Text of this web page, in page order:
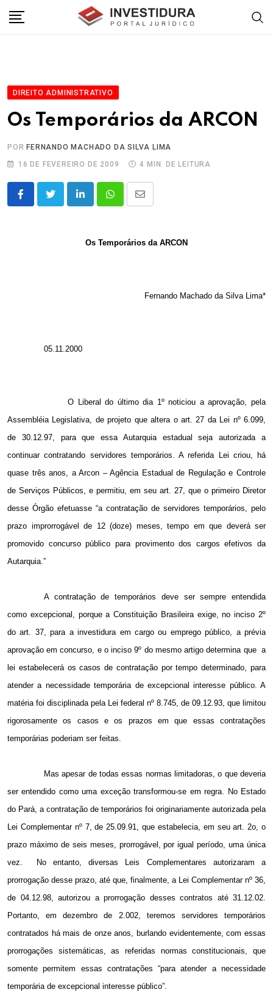
DIREITO ADMINISTRATIVO
Os Temporários da ARCON
POR FERNANDO MACHADO DA SILVA LIMA
16 DE FEVEREIRO DE 2009
4 MIN. DE LEITURA
LinkedInWhatsappShare
Os Temporários da ARCON
Fernando Machado da Silva Lima*
05.11.2000
O Liberal do último dia 1º noticiou a aprovação, pela
Assembléia Legislativa, de projeto que altera o art. 27 da Lei nº 6.099,
de 30.12.97, para que essa Autarquia estadual seja autorizada a
continuar contratando servidores temporários. A referida Lei criou, há
quase três anos, a Arcon – Agência Estadual de Regulação e Controle
de Serviços Públicos, e permitiu, em seu art. 27, que o primeiro Diretor
desse Órgão efetuasse “a contratação de servidores temporários, pelo
prazo improrrogável de 12 (doze) meses, tempo em que deverá ser
promovido concurso público para provimento dos cargos efetivos da
Autarquia.”
A contratação de temporários deve ser sempre entendida
como excepcional, porque a Constituição Brasileira exige, no inciso 2º
do art. 37, para a investidura em cargo ou emprego público, a prévia
aprovação em concurso, e o inciso 9º do mesmo artigo determina que a
lei estabelecerá os casos de contratação por tempo determinado, para
atender a necessidade temporária de excepcional interesse público. A
matéria foi disciplinada pela Lei federal nº 8.745, de 09.12.93, que limitou
rigorosamente os casos e os prazos em que essas contratações
temporárias poderiam ser feitas.
Mas apesar de todas essas normas limitadoras, o que deveria
ser entendido como uma exceção transformou-se em regra. No Estado
do Pará, a contratação de temporários foi originariamente autorizada pela
Lei Complementar nº 7, de 25.09.91, que estabelecia, em seu art. 2o, o
prazo máximo de seis meses, prorrogável, por igual período, uma única
vez.
No entanto, diversas Leis Complementares autorizaram a
prorrogação desse prazo, até que, finalmente, a Lei Complementar nº 36,
de 04.12.98, autorizou a prorrogação desses contratos até 31.12.02.
Portanto, em dezembro de 2.002, teremos servidores temporários
contratados há mais de onze anos, burlando evidentemente, com essas
prorrogações sistemáticas, as referidas normas constitucionais, que
somente permitem essas contratações “para atender a necessidade
temporária de excepcional interesse público”.